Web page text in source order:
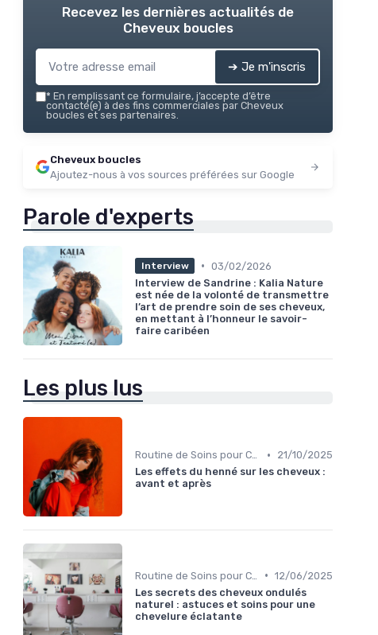
Recevez les dernières actualités de
Cheveux boucles
➔ Je m'inscris
* En remplissant ce formulaire, j’accepte d’être
contacté(e) à des fins commerciales par Cheveux
boucles et ses partenaires.
Cheveux boucles
Ajoutez-nous à vos sources préférées sur Google
Parole d'experts
Interview • 03/02/2026
Interview de Sandrine : Kalia Nature
est née de la volonté de transmettre
l’art de prendre soin de ses cheveux,
en mettant à l’honneur le savoir-
faire caribéen
Les plus lus
Routine de Soins pour Cheveux Bouclés •
21/10/2025
Les effets du henné sur les cheveux :
avant et après
• 12/06/2025
Les secrets des cheveux ondulés
naturel : astuces et soins pour une
chevelure éclatante